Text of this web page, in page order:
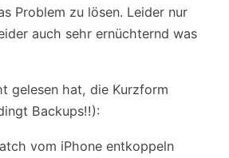
Problem zu lösen. Leider nur
auch sehr ernüchternd was
gelesen hat, die Kurzform
Backups!!):
vom iPhone entkoppeln